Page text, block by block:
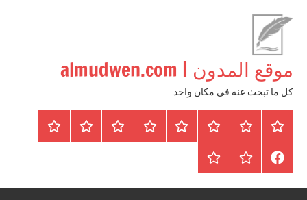
المحتوى
موقع المدون | almudwen.com
كل ما تبحث عنه في مكان واحد
الرئيسيةالمواضيعوظائف
محلية
/
دولية
عقارات Blog
من
اتصل
سياسة
FaceBookعقارات
للبيع
أرشيف
موقع